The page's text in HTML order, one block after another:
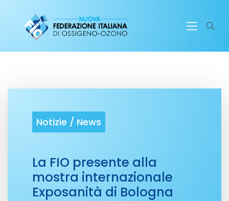
Notizie / News
La FIO presente alla
mostra internazionale
Exposanità di Bologna